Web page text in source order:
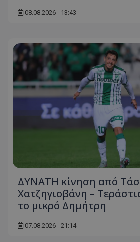
08.08.2026 - 13:43
ΔΥΝΑΤΗ κίνηση από
Χατζηγιοβάνη –
το μικρό Δημήτρη
07.08.2026 - 21:14